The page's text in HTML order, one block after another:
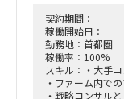
さいませ。
■期間：
2026年1月中旬 ～
■出社の仕方に
完全リモート
契約期間：
稼働開始日：
勤務地：首都圏
稼働率：100%
スキル：・大手
・ファーム内で
・戦略コンサル